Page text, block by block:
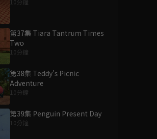
10分鐘
第37集 Tiara Tantrum Times
Two
10分鐘
第38集 Teddy's Picnic
Adventure
10分鐘
第39集 Penguin Present Day
10分鐘